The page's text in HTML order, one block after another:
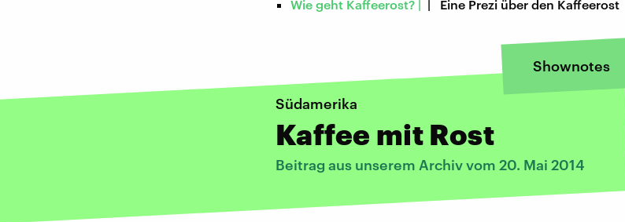
Wie geht Kaffeerost? | | Eine Prezi über den Kaffeerost
Shownotes
Südamerika
Kaffee mit Rost
Beitrag aus unserem Archiv vom 20. Mai 2014